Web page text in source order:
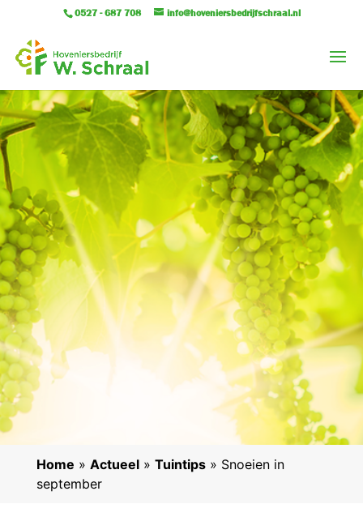
0527 - 687 708 info@hoveniersbedrijfschraal.nl
Home » Actueel» Tuintips» Snoeien in
september